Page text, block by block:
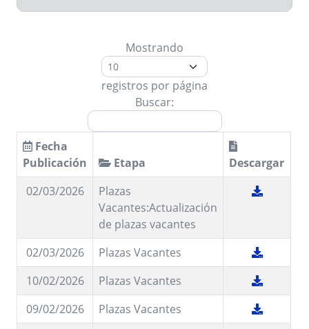
Mostrando
registros por página
Buscar:
Fecha
Publicación
Etapa
Descargar
02/03/2026
Plazas
Vacantes:Actualización
de plazas vacantes
02/03/2026
Plazas Vacantes
10/02/2026
Plazas Vacantes
09/02/2026
Plazas Vacantes